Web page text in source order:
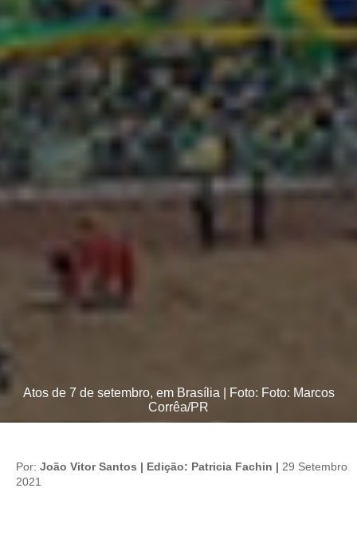
Atos de 7 de setembro, em Brasília | Foto: Foto: Marcos
Corrêa/PR
Por: João Vitor Santos | Edição: Patricia Fachin | 29 Setembro
2021